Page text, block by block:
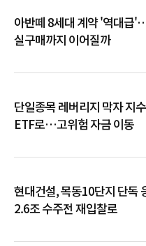
아반떼 8세대 계약 '역대급
실구매까지 이어질까
단일종목 레버리지 막자 지
ETF로…고위험 자금 이동
현대건설, 목동10단지 단독
2.6조 수주전 재입찰로